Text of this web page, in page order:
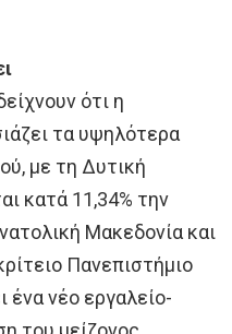
ότι η
τα υψηλότερα
με τη Δυτική
κατά 11,34% την
Μακεδονία και
Πανεπιστήμιο
ένα νέο εργαλείο-